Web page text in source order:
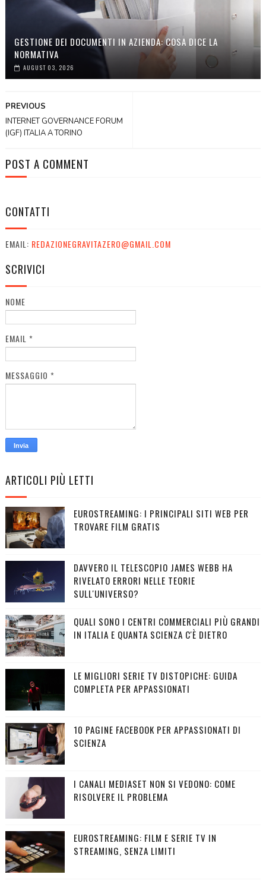
GESTIONE DEI DOCUMENTI IN AZIENDA: COSA DICE LA
NORMATIVA
AUGUST 03, 2026
PREVIOUS
INTERNET GOVERNANCE FORUM
(IGF) ITALIA A TORINO
POST A COMMENT
CONTATTI
EMAIL: REDAZIONEGRAVITAZERO@GMAIL.COM
SCRIVICI
NOME
EMAIL *
MESSAGGIO *
ARTICOLI PIÙ LETTI
EUROSTREAMING: I PRINCIPALI SITI WEB PER
TROVARE FILM GRATIS
DAVVERO IL TELESCOPIO JAMES WEBB HA
RIVELATO ERRORI NELLE TEORIE
SULL'UNIVERSO?
QUALI SONO I CENTRI COMMERCIALI PIÙ GRANDI
IN ITALIA E QUANTA SCIENZA C'È DIETRO
LE MIGLIORI SERIE TV DISTOPICHE: GUIDA
COMPLETA PER APPASSIONATI
10 PAGINE FACEBOOK PER APPASSIONATI DI
SCIENZA
I CANALI MEDIASET NON SI VEDONO: COME
RISOLVERE IL PROBLEMA
EUROSTREAMING: FILM E SERIE TV IN
STREAMING, SENZA LIMITI